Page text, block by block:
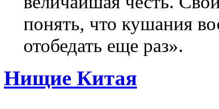
понять, что кушания
отобедать еще раз».
Нищие Китая